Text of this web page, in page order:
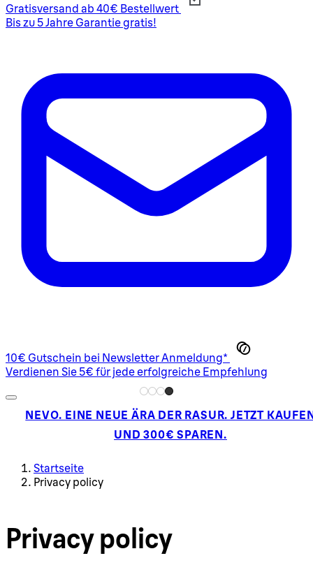
Gratisversand ab 40€ Bestellwert
Bis zu 5 Jahre Garantie gratis!
10€ Gutschein bei Newsletter Anmeldung*
Verdienen Sie 5€ für jede erfolgreiche Empfehlung
NEVO. EINE NEUE ÄRA DER RASUR. JETZT
UND 300€ SPAREN.
Startseite
Privacy policy
Privacy policy